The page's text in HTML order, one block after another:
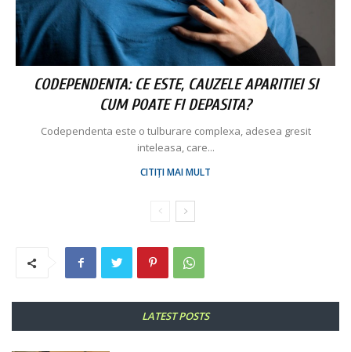
CODEPENDENTA: CE ESTE, CAUZELE APARITIEI SI
CUM POATE FI DEPASITA?
Codependenta este o tulburare complexa, adesea gresit
inteleasa, care...
CITIȚI MAI MULT
LATEST POSTS